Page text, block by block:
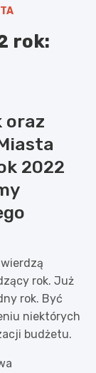
rok:
oraz
2022
rok. Już
rok. Być
niektórych
budżetu.